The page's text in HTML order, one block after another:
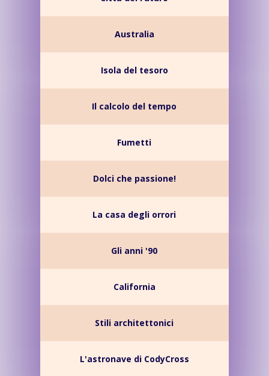
Australia
Isola del tesoro
Il calcolo del tempo
Fumetti
Dolci che passione!
La casa degli orrori
Gli anni '90
California
Stili architettonici
L'astronave di CodyCross